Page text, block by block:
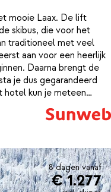
mooie Laax. De lift
skibus, die voor het
traditioneel met veel
aan voor een heerlijk
Daarna brengt de
je dus gegarandeerd
hotel kun je meteen
fijn ontspannen in het
zwembad, stap in de
8 dagen vanaf
€ 1.277